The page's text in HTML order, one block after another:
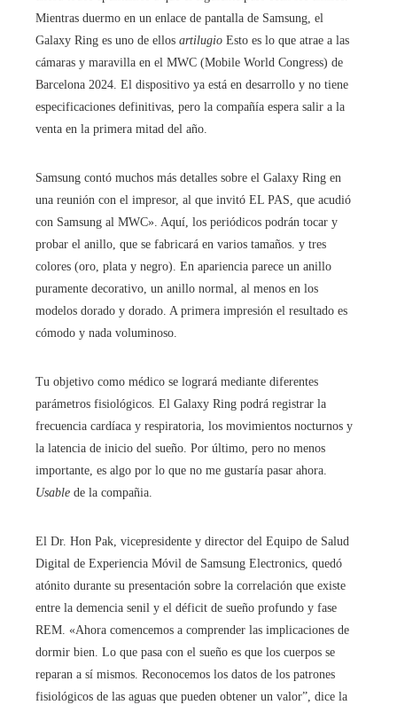
Mientras duermo en un enlace de pantalla de Samsung, el
Galaxy Ring es uno de ellos artilugio Esto es lo que atrae a las
cámaras y maravilla en el MWC (Mobile World Congress) de
Barcelona 2024. El dispositivo ya está en desarrollo y no tiene
especificaciones definitivas, pero la compañía espera salir a la
venta en la primera mitad del año.
Samsung contó muchos más detalles sobre el Galaxy Ring en
una reunión con el impresor, al que invitó EL PAS, que acudió
con Samsung al MWC». Aquí, los periódicos podrán tocar y
probar el anillo, que se fabricará en varios tamaños. y tres
colores (oro, plata y negro). En apariencia parece un anillo
puramente decorativo, un anillo normal, al menos en los
modelos dorado y dorado. A primera impresión el resultado es
cómodo y nada voluminoso.
Tu objetivo como médico se logrará mediante diferentes
parámetros fisiológicos. El Galaxy Ring podrá registrar la
frecuencia cardíaca y respiratoria, los movimientos nocturnos y
la latencia de inicio del sueño. Por último, pero no menos
importante, es algo por lo que no me gustaría pasar ahora.
Usable de la compañia.
El Dr. Hon Pak, vicepresidente y director del Equipo de Salud
Digital de Experiencia Móvil de Samsung Electronics, quedó
atónito durante su presentación sobre la correlación que existe
entre la demencia senil y el déficit de sueño profundo y fase
REM. «Ahora comencemos a comprender las implicaciones de
dormir bien. Lo que pasa con el sueño es que los cuerpos se
reparan a sí mismos. Reconocemos los datos de los patrones
fisiológicos de las aguas que pueden obtener un valor”, dice la